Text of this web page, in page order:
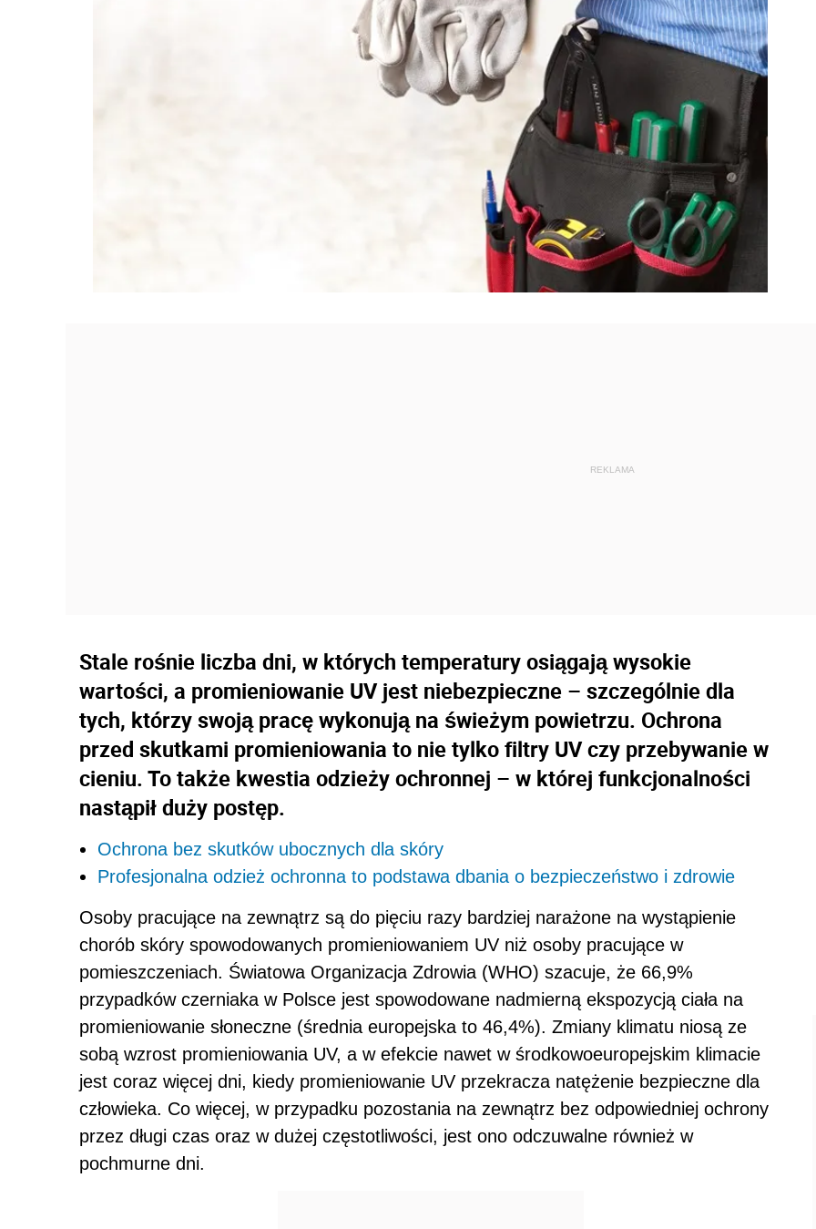
Stale rośnie liczba dni, w których temperatury osiągają wysokie
wartości, a promieniowanie UV jest niebezpieczne – szczególnie dla
tych, którzy swoją pracę wykonują na świeżym powietrzu. Ochrona
przed skutkami promieniowania to nie tylko filtry UV czy przebywanie w
cieniu. To także kwestia odzieży ochronnej – w której funkcjonalności
nastąpił duży postęp.
Ochrona bez skutków ubocznych dla skóry
Profesjonalna odzież ochronna to podstawa dbania o bezpieczeństwo i zdrowie
Osoby pracujące na zewnątrz są do pięciu razy bardziej narażone na wystąpienie
chorób skóry spowodowanych promieniowaniem UV niż osoby pracujące w
pomieszczeniach. Światowa Organizacja Zdrowia (WHO) szacuje, że 66,9%
przypadków czerniaka w Polsce jest spowodowane nadmierną ekspozycją ciała na
promieniowanie słoneczne (średnia europejska to 46,4%). Zmiany klimatu niosą ze
sobą wzrost promieniowania UV, a w efekcie nawet w środkowoeuropejskim klimacie
jest coraz więcej dni, kiedy promieniowanie UV przekracza natężenie bezpieczne dla
człowieka. Co więcej, w przypadku pozostania na zewnątrz bez odpowiedniej ochrony
przez długi czas oraz w dużej częstotliwości, jest ono odczuwalne również w
pochmurne dni.